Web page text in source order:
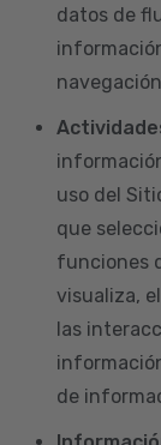
datos de
uso del
que
funciones
visualiza,
las
de